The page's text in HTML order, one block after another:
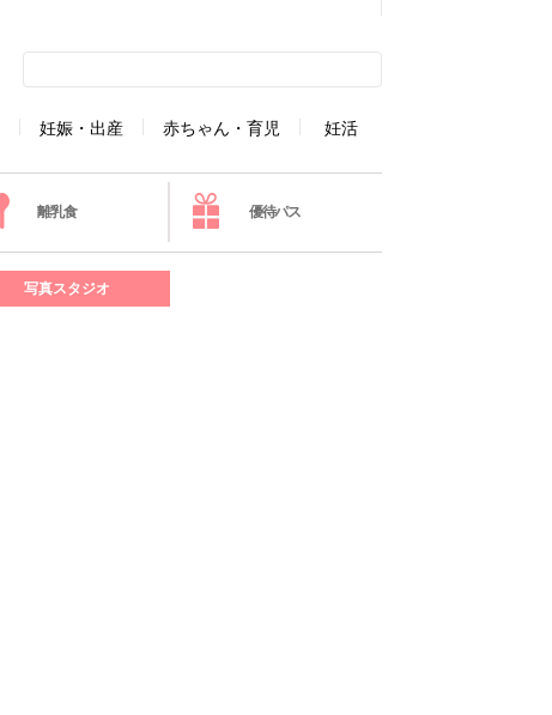
妊娠・出産 赤ちゃん・育児 妊活
離乳食 優待パス
写真スタジオ